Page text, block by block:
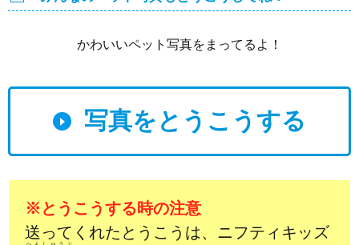
かわいいペット写真をまってるよ！
写真をとうこうする
※とうこうする時の注意
送ってくれたとうこうは、ニフティキッズ